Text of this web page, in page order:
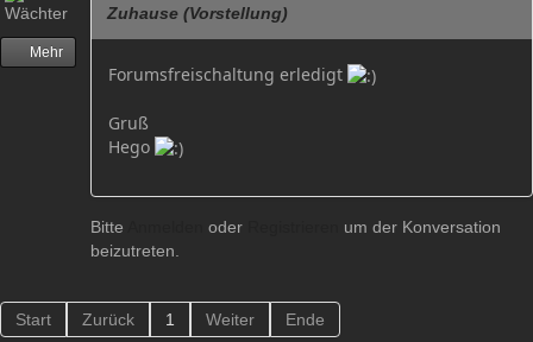
Mehr
Zuhause (Vorstellung)
Forumsfreischaltung erledigt
Gruß
Hego
Bitte oder
um der Konversation
beizutreten.
Start Zurück 1 Weiter Ende